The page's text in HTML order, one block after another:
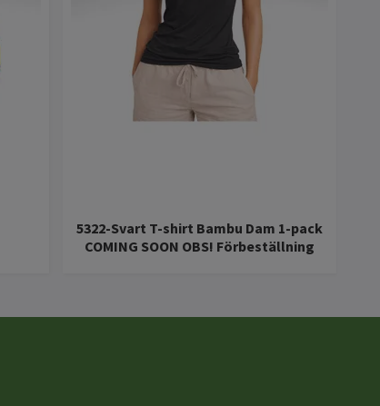
5322-Svart T-shirt Bambu Dam 1-pack
COMING SOON OBS! Förbeställning